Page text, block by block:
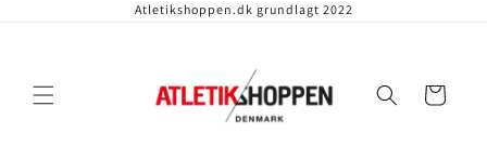
Atletikshoppen.dk grundlagt 2022
Indkøbskurv